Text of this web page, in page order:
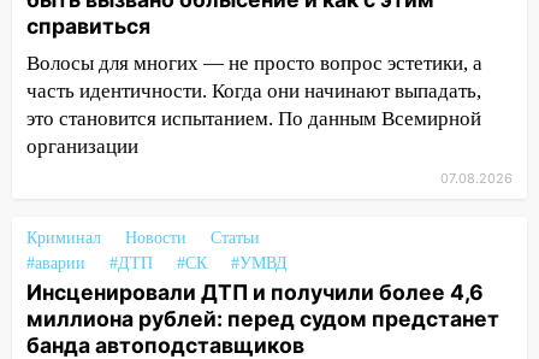
15:47
курьера: крупная авария в Ульяновске
15:15 Проводил до квартиры и ограбил:
новый кавалер женщины оказался
по улице Ефремова
14:23 67% ульяновцев готовы
передумать увольняться, если им
повысят зарплату
справиться
Волосы для многих — не просто вопрос эстетики, а
часть идентичности. Когда они начинают выпадать,
это становится испытанием. По данным Всемирной
организации
07.08.2026
Криминал Новости
Статьи
#аварии
#ДТП #СК #УМВД
Инсценировали ДТП и получили более 4,6
миллиона рублей: перед судом предстанет
банда автоподставщиков